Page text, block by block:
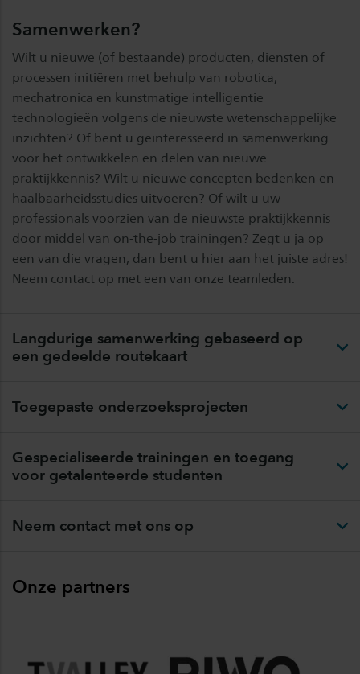
Samenwerken?
Wilt u nieuwe (of bestaande) producten, diensten of
processen initiëren met behulp van robotica,
mechatronica en kunstmatige intelligentie
technologieën volgens de nieuwste wetenschappelijke
inzichten? Of bent u geïnteresseerd in samenwerking
voor het ontwikkelen en delen van nieuwe
praktijkkennis? Wilt u nieuwe concepten bedenken en
haalbaarheidsstudies uitvoeren? Of wilt u uw
professionals voorzien van de nieuwste praktijkkennis
door middel van on-the-job trainingen? Zegt u ja op
een van die vragen, dan bent u hier aan het juiste adres!
Neem contact op met een van onze teamleden.
Langdurige samenwerking gebaseerd op
een gedeelde routekaart
Toegepaste onderzoeksprojecten
Gespecialiseerde trainingen en toegang
voor getalenteerde studenten
Neem contact met ons op
Onze partners